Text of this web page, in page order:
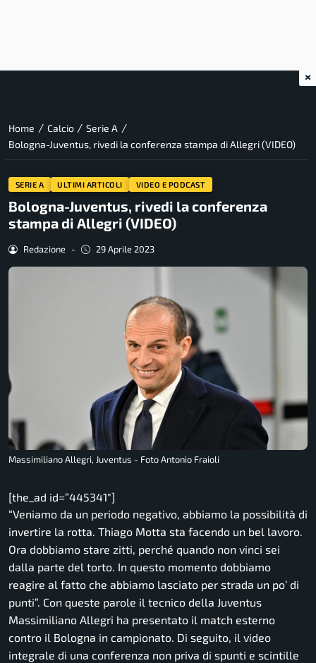
Home / Calcio / Serie A /
Bologna-Juventus, rivedi la conferenza stampa di Allegri (VIDEO)
SERIE A ULTIMI ARTICOLI VIDEO E PODCAST
Bologna-Juventus, rivedi la conferenza
stampa di Allegri (VIDEO)
Redazione - 29 Aprile 2023
Massimiliano Allegri, Juventus - Foto Antonio Fraioli
[the_ad id=”445341″]
“Veniamo da un periodo negativo, abbiamo la possibilità di
invertire la rotta. Thiago Motta sta facendo un bel lavoro.
Ora dobbiamo stare zitti, perché quando non vinci sei
dalla parte del torto. In questo momento dobbiamo
reagire al fatto che abbiamo lasciato per strada un po’ di
punti”. Con queste parole il tecnico della Juventus
Massimiliano Allegri ha presentato il match esterno
contro il Bologna in campionato. Di seguito, il video
integrale di una conferenza non priva di spunti e scintille
×